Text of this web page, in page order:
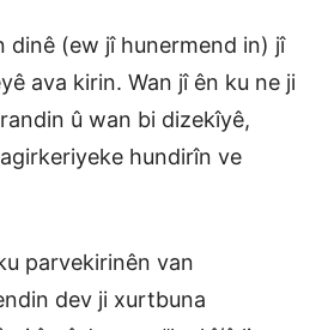
dinê (ew jî hunermend in) jî
ava kirin. Wan jî ên ku ne ji
û wan bi dizekîyê,
hundirîn ve
parvekirinên van
dev ji xurtbuna